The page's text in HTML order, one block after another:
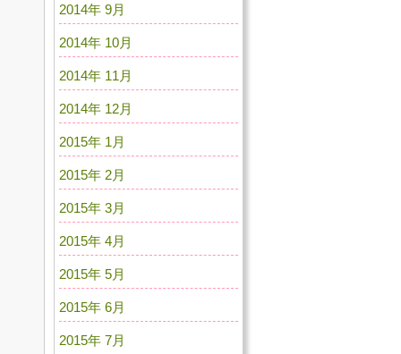
2014年 9月
2014年 10月
2014年 11月
2014年 12月
2015年 1月
2015年 2月
2015年 3月
2015年 4月
2015年 5月
2015年 6月
2015年 7月